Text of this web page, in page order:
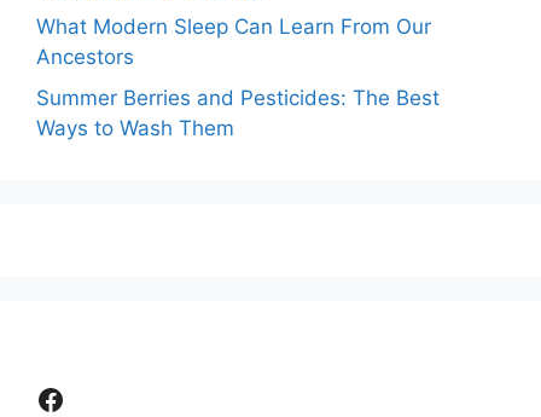
What Modern Sleep Can Learn From Our
Ancestors
Summer Berries and Pesticides: The Best
Ways to Wash Them
Facebook